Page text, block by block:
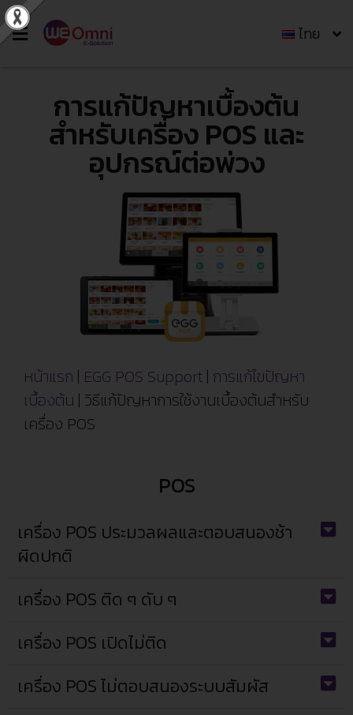
ไทย
การแก้ปัญหาเบื้องต้น
สำหรับเครื่อง POS และ
อุปกรณ์ต่อพ่วง
หน้าแรก | EGG POS Support | การแก้ไขปัญหา
เบื้องต้น | วิธีแก้ปัญหาการใช้งานเบื้องต้นสำหรับ
เครื่อง POS
POS
เครื่อง POS ประมวลผลและตอบสนองช้า
ผิดปกติ
เครื่อง POS ติด ๆ ดับ ๆ
เครื่อง POS เปิดไม่ติด
เครื่อง POS ไม่ตอบสนองระบบสัมผัส